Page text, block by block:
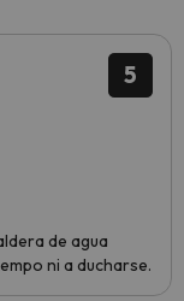
5
de agua
ni a ducharse.